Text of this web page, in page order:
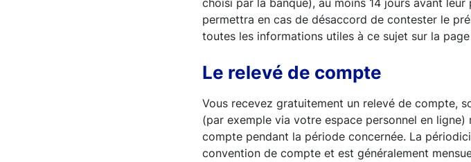
choisi par la banque), au moins 14 jours avant
permettra en cas de désaccord de contester le
toutes les informations utiles à ce sujet sur la
Le relevé de compte
Vous recevez gratuitement un relevé de compte,
(par exemple via votre espace personnel en
compte pendant la période concernée. La
convention de compte et est généralement